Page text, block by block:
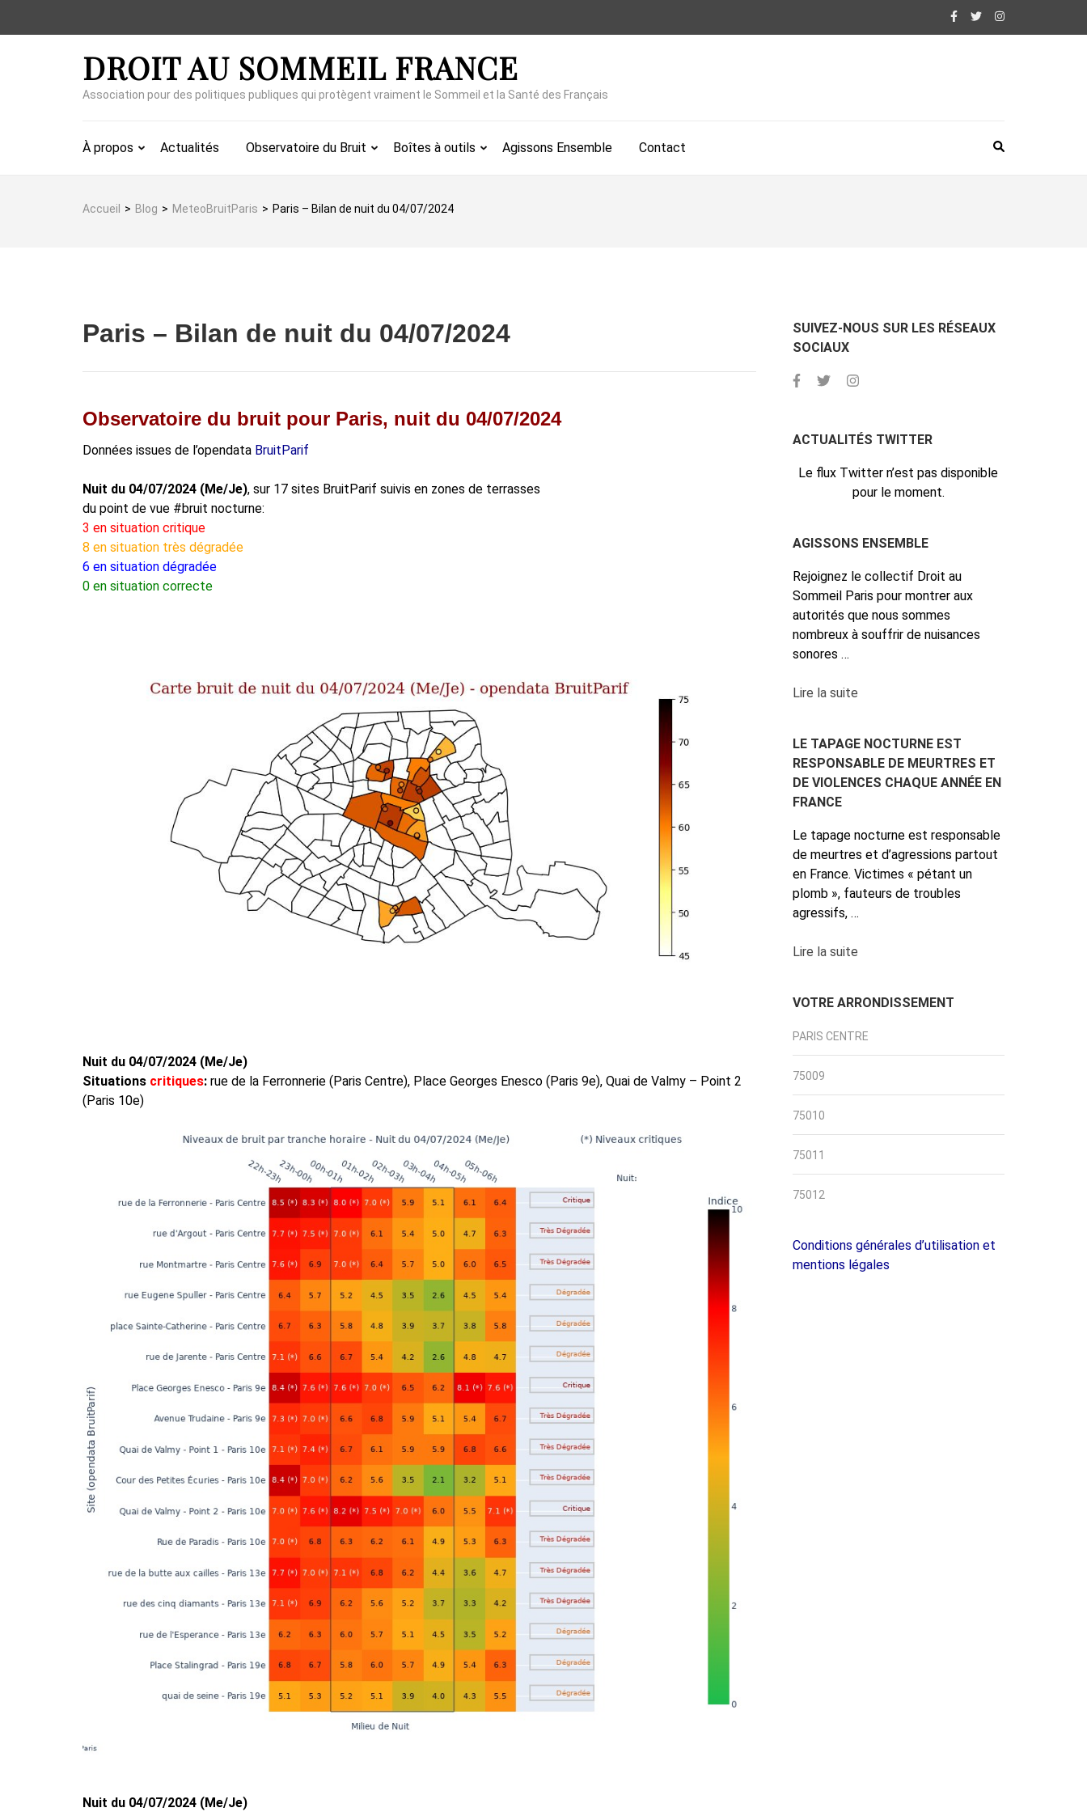
DROIT AU SOMMEIL FRANCE
Association pour des politiques publiques qui protègent vraiment le Sommeil et la Santé des Français
À propos Actualités Observatoire du Bruit Boîtes à outils Agissons Ensemble Contact
Accueil > Blog > MeteoBruitParis > Paris – Bilan de nuit du 04/07/2024
Paris – Bilan de nuit du 04/07/2024
Observatoire du bruit pour Paris, nuit du 04/07/2024
Données issues de l’opendata BruitParif
Nuit du 04/07/2024 (Me/Je), sur 17 sites BruitParif suivis en zones de terrasses
du point de vue #bruit nocturne:
3 en situation critique
8 en situation très dégradée
6 en situation dégradée
0 en situation correcte
Nuit du 04/07/2024 (Me/Je)
Situations critiques: rue de la Ferronnerie (Paris Centre), Place Georges Enesco (Paris 9e), Quai de Valmy – Point 2
(Paris 10e)
Nuit du 04/07/2024 (Me/Je)
SUIVEZ-NOUS SUR LES RÉSEAUX
SOCIAUX
ACTUALITÉS TWITTER
Le flux Twitter n’est pas disponible
pour le moment.
AGISSONS ENSEMBLE
Rejoignez le collectif Droit au
Sommeil Paris pour montrer aux
autorités que nous sommes
nombreux à souffrir de nuisances
sonores …
Lire la suite
LE TAPAGE NOCTURNE EST
RESPONSABLE DE MEURTRES ET
DE VIOLENCES CHAQUE ANNÉE EN
FRANCE
Le tapage nocturne est responsable
de meurtres et d’agressions partout
en France. Victimes « pétant un
plomb », fauteurs de troubles
agressifs, …
Lire la suite
VOTRE ARRONDISSEMENT
PARIS CENTRE
75009
75010
75011
75012
Conditions générales d’utilisation et
mentions légales